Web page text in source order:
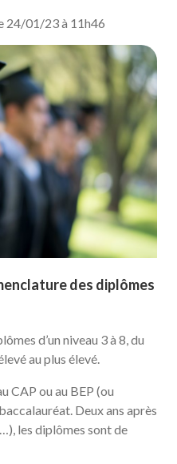
24/01/23 à 11h46
des diplômes
d’un niveau 3 à 8, du
au plus élevé.
CAP ou au BEP (ou
Deux ans après
les diplômes sont de